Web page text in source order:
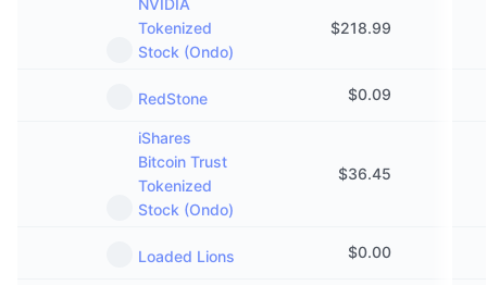
NVIDIA
Tokenized
Stock (Ondo)
$218.99
RedStone $0.09
iShares
Bitcoin Trust
Tokenized
Stock (Ondo)
$36.45
Loaded Lions $0.00